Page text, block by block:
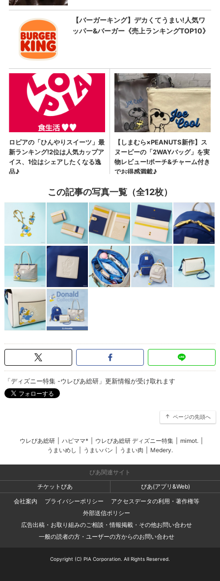
この記事の写真一覧（全12枚）
「ディズニー特集 -ウレぴあ総研」更新情報が受け取れます
ページの先頭へ
ウレぴあ総研 ハピママ* ウレぴあ総研 ディズニー特集 mimot.
うまいめし
うまいパン うまい肉 Medery.
ぴあ関連サイト
チケットぴあ
ぴあ(アプリ&Web)
会社案内
プライバシーポリシー
アクセスデータの利用・著作権等
外部送信ポリシー
広告出稿・お取り組みのご相談・情報掲載・その他お問い合わせ
一般の読者の方・ユーザーの方からのお問い合わせ
Copyright (C) PIA Corporation. All Rights Reserved.